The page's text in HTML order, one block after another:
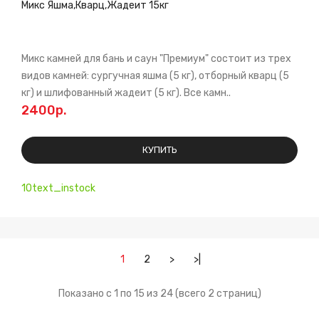
10text_instock
Микс Яшма,Кварц,Жадеит 15кг
Микс камней для бань и саун "Премиум" состоит из трех
видов камней: сургучная яшма (5 кг), отборный кварц (5
кг) и шлифованный жадеит (5 кг). Все камн..
2400р.
КУПИТЬ
1 2 > >|
Показано с 1 по 15 из 24 (всего 2 страниц)